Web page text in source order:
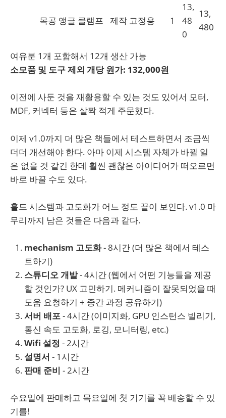
목공 앵글 클램프 제작 고정용 1
13,
48
0
13,
480
여유분 1개 포함해서 12개 생산 가능
소모품 및 도구 제외 개당 원가: 132,000원
이전에 사둔 것을 재활용할 수 있는 것도 있어서 모터,
MDF, 커넥터 등은 살짝 적게 주문했다.
이제 v1.0까지 더 많은 책들에서 테스트하면서 조금씩
더더 개선해야 한다. 아마 이제 시스템 자체가 바뀔 일
은 없을 것 같긴 한데 훨씬 괜찮은 아이디어가 떠오르면
바로 바꿀 수도 있다.
홀드 시스템과 고도화가 어느 정도 끝이 보인다. v1.0 마
무리까지 남은 것들은 다음과 같다.
mechanism 고도화- 8시간 (더 많은 책에서 테스
트하기)
스튜디오 개발- 4시간 (웹에서 어떤 기능들을 제공
할 것인가? UX 고민하기. 메커니즘이 잘못되었을 때
도움 요청하기 + 중간 과정 공유하기)
서버 배포- 4시간 (이미지화, GPU 인스턴스 빌리기,
통신 속도 고도화, 로깅, 모니터링, etc.)
Wifi 설정 - 2시간
설명서 - 1시간
판매 준비 - 2시간
수요일에 판매하고 목요일에 첫 기기를 꼭 배송할 수 있
기를!